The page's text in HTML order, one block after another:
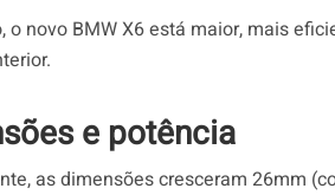
o novo BMW X6 está maior, mais
e potência
as dimensões cresceram 26mm